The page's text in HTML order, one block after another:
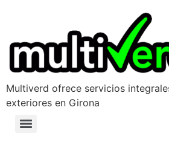
Multiverd ofrece servicios
exteriores en Girona